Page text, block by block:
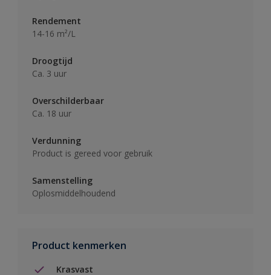
Rendement
14-16 m²/L
Droogtijd
Ca. 3 uur
Overschilderbaar
Ca. 18 uur
Verdunning
Product is gereed voor gebruik
Samenstelling
Oplosmiddelhoudend
Product kenmerken
Krasvast